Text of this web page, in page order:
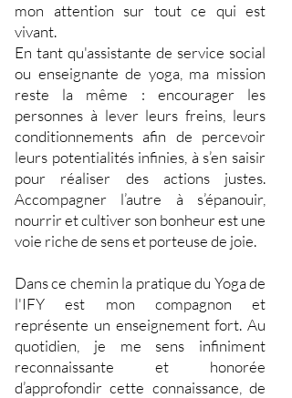
mon attention sur tout ce qui est
vivant.
En tant qu'assistante de service social
ou enseignante de yoga, ma mission
reste la même : encourager les
personnes à lever leurs freins, leurs
conditionnements afin de percevoir
leurs potentialités infinies, à s’en saisir
pour réaliser des actions justes.
Accompagner l’autre à s’épanouir,
nourrir et cultiver son bonheur est une
voie riche de sens et porteuse de joie.
Dans ce chemin la pratique du Yoga de
l'IFY est mon compagnon et
représente un enseignement fort. Au
quotidien, je me sens infiniment
reconnaissante et honorée
d’approfondir cette connaissance, de